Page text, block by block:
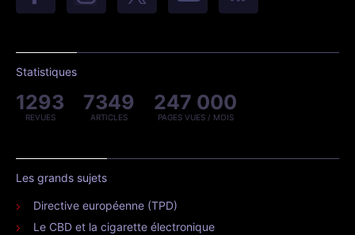
Statistiques
1293
REVUES
7349
ARTICLES
247 000
PAGES VUES / MOIS
Les grands sujets
Directive européenne (TPD)
Le CBD et la cigarette électronique